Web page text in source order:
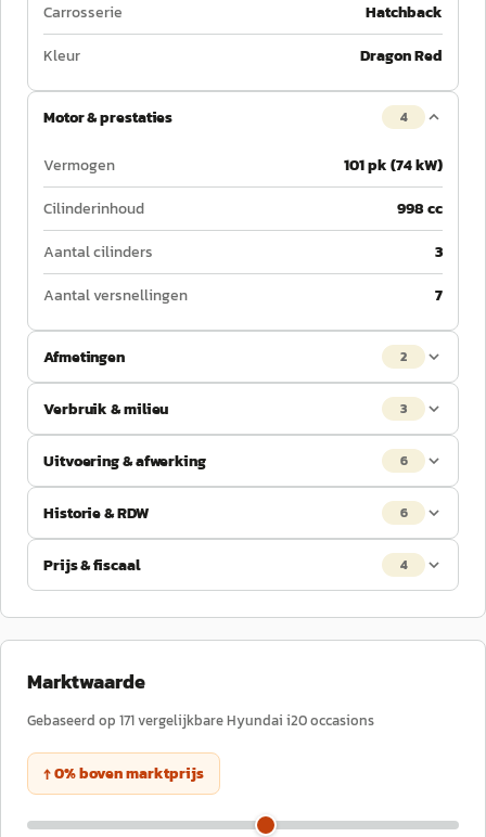
Carrosserie
Hatchback
Kleur
Dragon Red
Motor & prestaties 4
Vermogen
101 pk (74 kW)
Cilinderinhoud
998 cc
Aantal cilinders
3
Aantal versnellingen
7
Afmetingen 2
Verbruik & milieu 3
Uitvoering & afwerking 6
Historie & RDW 6
Prijs & fiscaal 4
Marktwaarde
Gebaseerd op 171vergelijkbareHyundai i20occasions
↑0%bovenmarktprijs